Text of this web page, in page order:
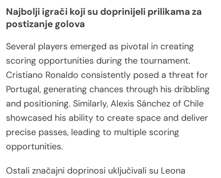
Najbolji igrači koji su doprinijeli prilikama za
postizanje golova
Several players emerged as pivotal in creating
scoring opportunities during the tournament.
Cristiano Ronaldo consistently posed a threat for
Portugal, generating chances through his dribbling
and positioning. Similarly, Alexis Sánchez of Chile
showcased his ability to create space and deliver
precise passes, leading to multiple scoring
opportunities.
Ostali značajni doprinosi uključivali su Leona